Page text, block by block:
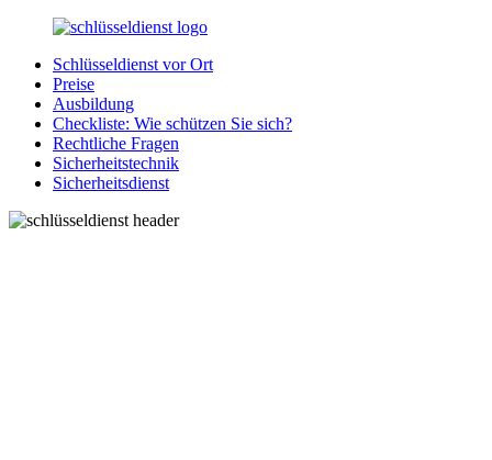
Zurück
Inhalt
SchluesseldienstDirekt.de
Ihre
Notlage
wird
gelöst!
Schlüsseldienst vor Ort
Preise
Ausbildung
Checkliste: Wie schützen Sie sich?
Rechtliche Fragen
Sicherheitstechnik
Sicherheitsdienst